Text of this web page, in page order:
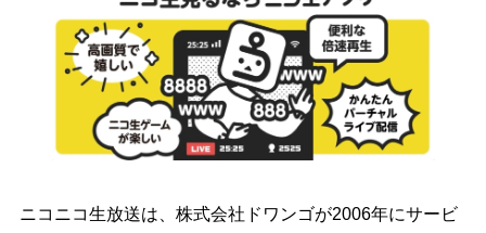
ニコニコ生放送は、株式会社ドワンゴが2006年にサービ